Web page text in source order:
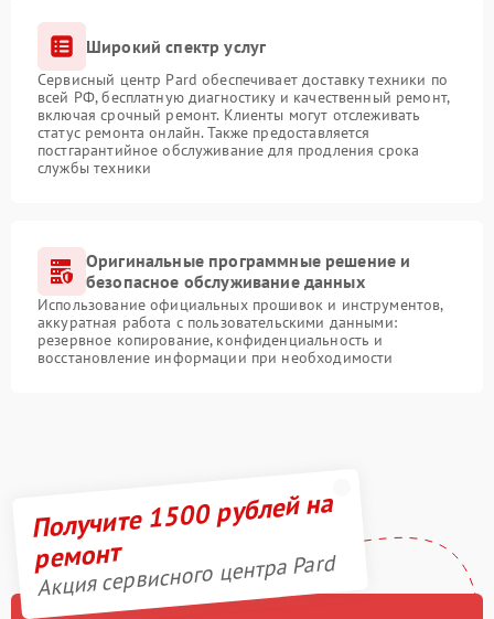
Широкий спектр услуг
Сервисный центр Pard обеспечивает доставку техники по
всей РФ, бесплатную диагностику и качественный ремонт,
включая срочный ремонт. Клиенты могут отслеживать
статус ремонта онлайн. Также предоставляется
постгарантийное обслуживание для продления срока
службы техники
Оригинальные программные решение и
безопасное обслуживание данных
Использование официальных прошивок и инструментов,
аккуратная работа с пользовательскими данными:
резервное копирование, конфиденциальность и
восстановление информации при необходимости
Получите 1500 рублей на
ремонт
Акция сервисного центра Pard